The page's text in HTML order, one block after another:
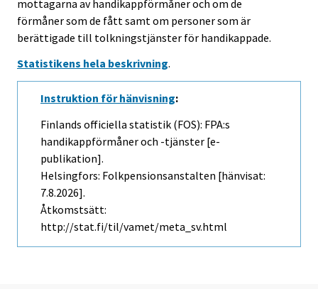
mottagarna av handikappförmåner och om de
förmåner som de fått samt om personer som är
berättigade till tolkningstjänster för handikappade.
Statistikens hela beskrivning.
Instruktion för hänvisning:
Finlands officiella statistik (FOS): FPA:s
handikappförmåner och -tjänster [e-
publikation].
Helsingfors: Folkpensionsanstalten [hänvisat:
7.8.2026].
Åtkomstsätt:
http://stat.fi/til/vamet/meta_sv.html